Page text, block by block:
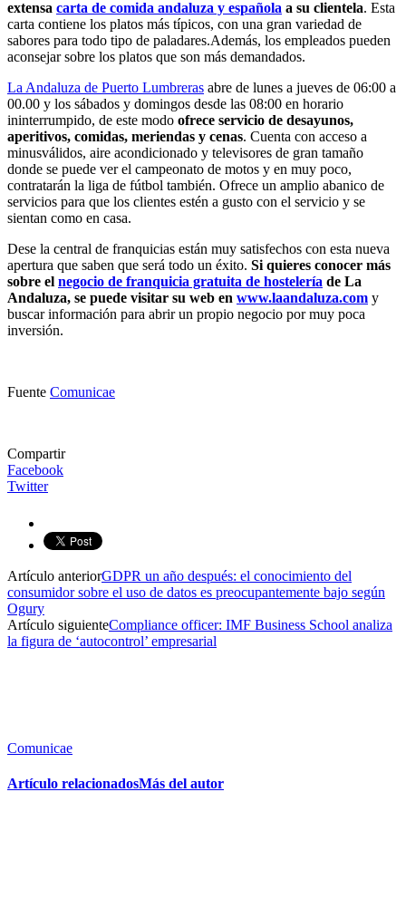
extensa carta de comida andaluza y española a su clientela. Esta
carta contiene los platos más típicos, con una gran variedad de
sabores para todo tipo de paladares.Además, los empleados pueden
aconsejar sobre los platos que son más demandados.
La Andaluza de Puerto Lumbreras abre de lunes a jueves de 06:00 a
00.00 y los sábados y domingos desde las 08:00 en horario
ininterrumpido, de este modo ofrece servicio de desayunos,
aperitivos, comidas, meriendas y cenas. Cuenta con acceso a
minusválidos, aire acondicionado y televisores de gran tamaño
donde se puede ver el campeonato de motos y en muy poco,
contratarán la liga de fútbol también. Ofrece un amplio abanico de
servicios para que los clientes estén a gusto con el servicio y se
sientan como en casa.
Dese la central de franquicias están muy satisfechos con esta nueva
apertura que saben que será todo un éxito. Si quieres conocer más
sobre el negocio de franquicia gratuita de hostelería de La
Andaluza, se puede visitar su web en www.laandaluza.com y
buscar información para abrir un propio negocio por muy poca
inversión.
Fuente Comunicae
Compartir
Facebook
Twitter
Artículo anteriorGDPR un año después: el conocimiento del
consumidor sobre el uso de datos es preocupantemente bajo según
Ogury
Artículo siguienteCompliance officer: IMF Business School analiza
la figura de ‘autocontrol’ empresarial
Comunicae
Artículo relacionadosMás del autor